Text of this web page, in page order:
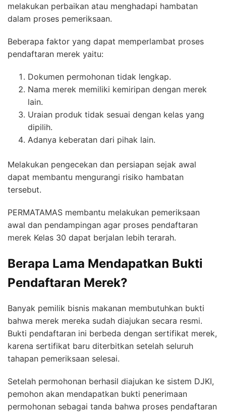
melakukan perbaikan atau menghadapi hambatan
dalam proses pemeriksaan.
Beberapa faktor yang dapat memperlambat proses
pendaftaran merek yaitu:
Dokumen permohonan tidak lengkap.
Nama merek memiliki kemiripan dengan merek
lain.
Uraian produk tidak sesuai dengan kelas yang
dipilih.
Adanya keberatan dari pihak lain.
Melakukan pengecekan dan persiapan sejak awal
dapat membantu mengurangi risiko hambatan
tersebut.
PERMATAMAS membantu melakukan pemeriksaan
awal dan pendampingan agar proses pendaftaran
merek Kelas 30 dapat berjalan lebih terarah.
Berapa Lama Mendapatkan Bukti
Pendaftaran Merek?
Banyak pemilik bisnis makanan membutuhkan bukti
bahwa merek mereka sudah diajukan secara resmi.
Bukti pendaftaran ini berbeda dengan sertifikat merek,
karena sertifikat baru diterbitkan setelah seluruh
tahapan pemeriksaan selesai.
Setelah permohonan berhasil diajukan ke sistem DJKI,
pemohon akan mendapatkan bukti penerimaan
permohonan sebagai tanda bahwa proses pendaftaran